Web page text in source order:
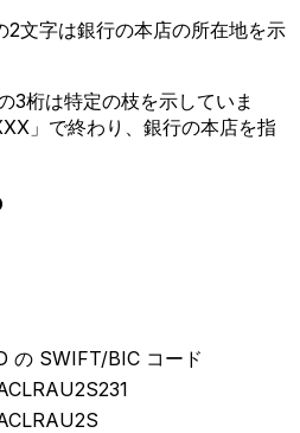
2文字は銀行の本店の所在地を示
3桁は特定の枝を示していま
」で終わり、銀行の本店を指
の SWIFT/BIC コード